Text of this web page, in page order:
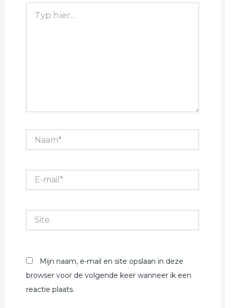
hier...
mail*
Site
Mijn naam, e-mail en site opslaan in deze
browser voor de volgende keer wanneer ik een
reactie plaats.